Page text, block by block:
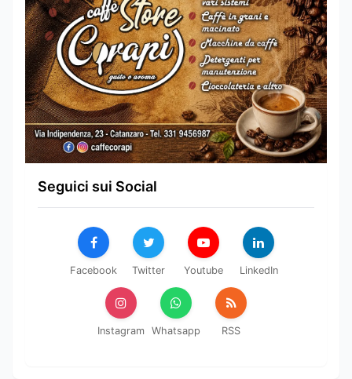
Seguici sui Social
Facebook Twitter Youtube LinkedIn
Instagram Whatsapp RSS